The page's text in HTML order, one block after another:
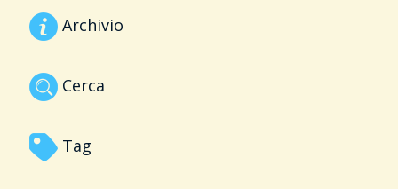
Archivio
Cerca
Tag